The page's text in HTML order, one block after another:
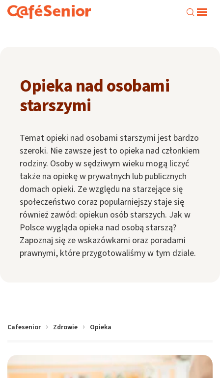
Opieka nad osobami
starszymi
Temat opieki nad osobami starszymi jest bardzo
szeroki. Nie zawsze jest to opieka nad członkiem
rodziny. Osoby w sędziwym wieku mogą liczyć
także na opiekę w prywatnych lub publicznych
domach opieki. Ze względu na starzejące się
społeczeństwo coraz popularniejszy staje się
również zawód: opiekun osób starszych. Jak w
Polsce wygląda opieka nad osobą starszą?
Zapoznaj się ze wskazówkami oraz poradami
prawnymi, które przygotowaliśmy w tym dziale.
Cafesenior Zdrowie Opieka